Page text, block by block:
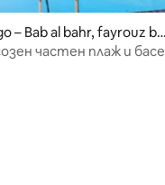
5 от 5, 35 отзива
– Bab al bahr, fayrouz bui
marjan Island,
частен плаж и